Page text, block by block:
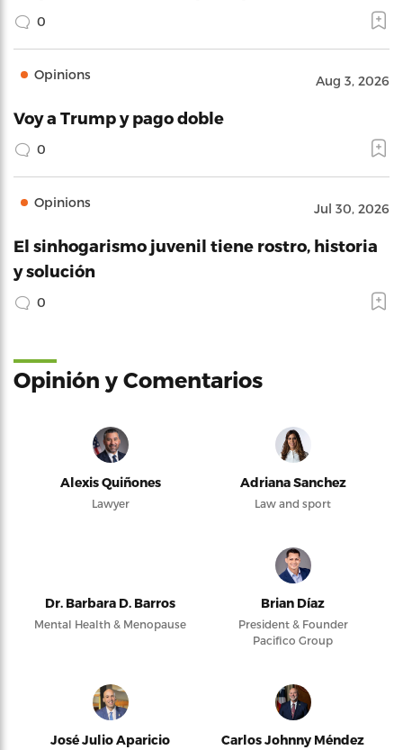
0
Opinions Aug 3, 2026
Voy a Trump y pago doble
0
Opinions Jul 30, 2026
El sinhogarismo juvenil tiene rostro, historia
y solución
0
Opinión y Comentarios
Alexis Quiñones
Lawyer
Adriana Sanchez
Law and sport
Dr. Barbara D. Barros
Mental Health & Menopause
Brian Díaz
President & Founder
Pacifico Group
José Julio Aparicio
Carlos Johnny Méndez